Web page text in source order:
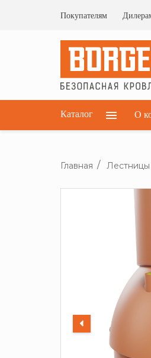
Покупателям
Каталог
Ограждения
О
Главная Лестницы